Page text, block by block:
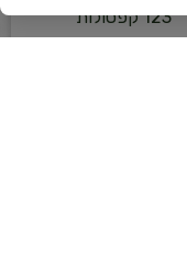
123 קפסולות